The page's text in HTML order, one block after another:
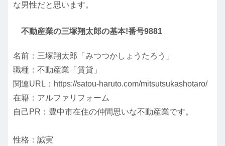
な男性だと思います。
不動産業の三塚翔太郎の基本!番号9881
名前：三塚翔太郎「みつつかしょうたろう」
職種：不動産業「賃貸」
関連URL：https://satou-haruto.com/mitsutsukashotaro/
在籍：アルファリフォーム
自己PR：豊中市在住の仲間思いな不動産業です。
性格：誠実